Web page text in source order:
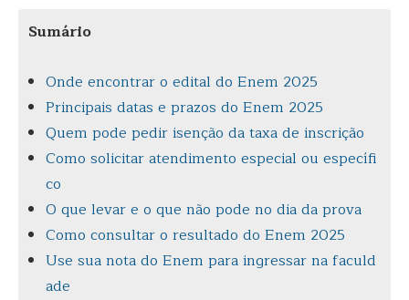
Sumário
Onde encontrar o edital do Enem 2025
Principais datas e prazos do Enem 2025
Quem pode pedir isenção da taxa de inscrição
Como solicitar atendimento especial ou específi
co
O que levar e o que não pode no dia da prova
Como consultar o resultado do Enem 2025
Use sua nota do Enem para ingressar na faculd
ade